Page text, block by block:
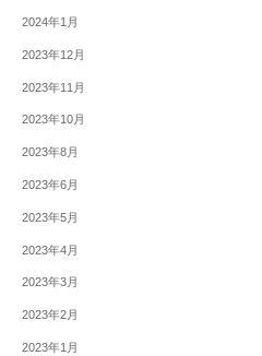
2024年1月
2023年12月
2023年11月
2023年10月
2023年8月
2023年6月
2023年5月
2023年4月
2023年3月
2023年2月
2023年1月